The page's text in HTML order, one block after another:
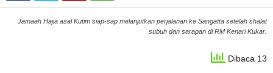
Jamaah Hajia asal Kutim siap-sap melanjutkan perjalanan ke Sangatta setelah shalat
subuh dan sarapan di RM Kenari Kukar.
Dibaca 13